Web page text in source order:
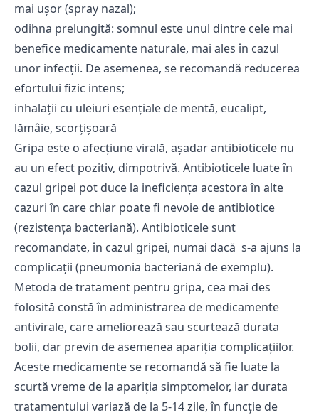
mai uşor (spray nazal);
odihna prelungită: somnul este unul dintre cele mai
benefice medicamente naturale, mai ales în cazul
unor infecţii. De asemenea, se recomandă reducerea
efortului fizic intens;
inhalaţii cu uleiuri esențiale de mentă, eucalipt,
lămâie, scorțișoară
Gripa este o afecţiune virală, aşadar antibioticele nu
au un efect pozitiv, dimpotrivă. Antibioticele luate în
cazul gripei pot duce la ineficienţa acestora în alte
cazuri în care chiar poate fi nevoie de antibiotice
(rezistenţa bacteriană). Antibioticele sunt
recomandate, în cazul gripei, numai dacă s-a ajuns la
complicaţii (pneumonia bacteriană de exemplu).
Metoda de tratament pentru gripa, cea mai des
folosită constă în administrarea de medicamente
antivirale, care ameliorează sau scurtează durata
bolii, dar previn de asemenea apariţia complicaţiilor.
Aceste medicamente se recomandă să fie luate la
scurtă vreme de la apariția simptomelor, iar durata
tratamentului variază de la 5-14 zile, în funcție de